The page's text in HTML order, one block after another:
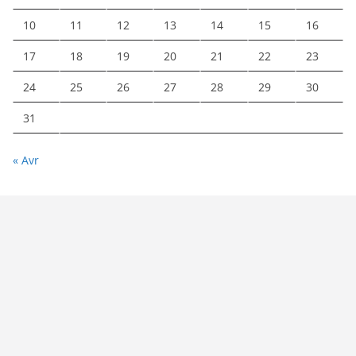
10 11 12 13 14 15 16
17 18 19 20 21 22 23
24 25 26 27 28 29 30
31
« Avr